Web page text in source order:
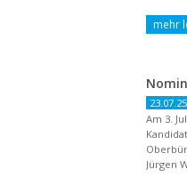
23.07.25
Am 3.
Jürgen